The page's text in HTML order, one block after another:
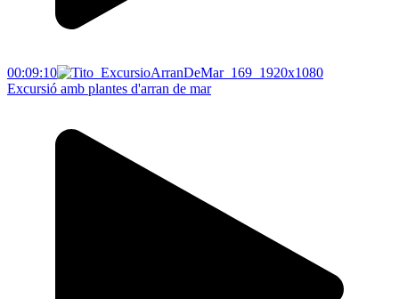
00:09:10
Excursió amb plantes d'arran de mar